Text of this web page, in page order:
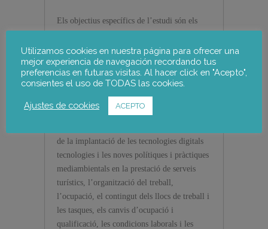
Els objectius específics de l’estudi són els
1. Identificar els motors del canvi derivats de
l’impacte de la doble transició en l’empresa i
com ha adaptat la seva estructura, prestació
de serveis i organització del treball.
de la implantació de les tecnologies digitals
tecnologies i les noves polítiques i pràctiques
mediambientals en la prestació de serveis
turístics, l’organització del treball,
l’ocupació, el contingut dels llocs de treball i
les tasques, els canvis d’ocupació i
qualificació, les condicions laborals i les
Utilizamos cookies en nuestra página para ofrecer una
mejor experiencia de navegación recordando tus
preferencias en futuras visitas. Al hacer click en "Acepto",
consientes el uso de TODAS las cookies.
Ajustes de cookies ACEPTO